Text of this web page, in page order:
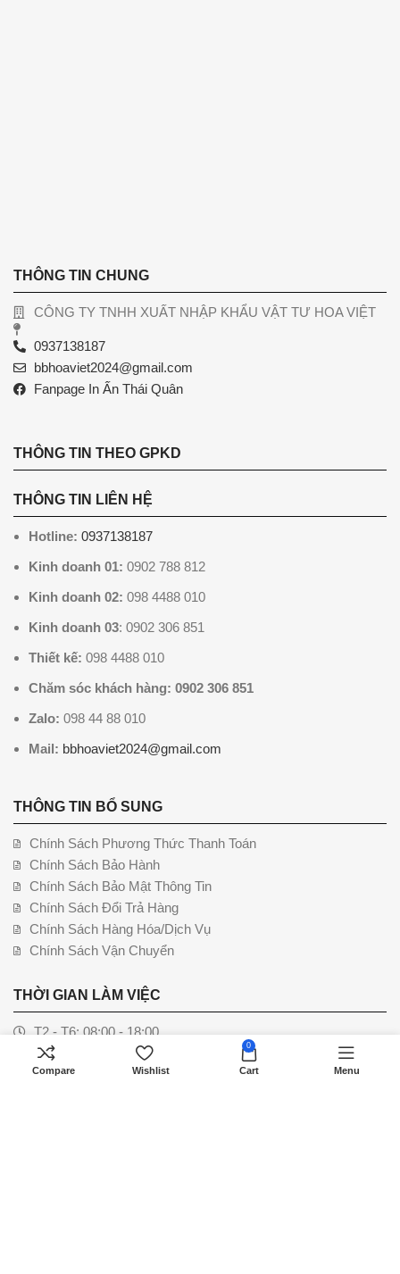
THÔNG TIN CHUNG
CÔNG TY TNHH XUẤT NHẬP KHẨU VẬT TƯ HOA VIỆT
0937138187
bbhoaviet2024@gmail.com
Fanpage In Ấn Thái Quân
THÔNG TIN THEO GPKD
THÔNG TIN LIÊN HỆ
Hotline: 0937138187
Kinh doanh 01: 0902 788 812
Kinh doanh 02: 098 4488 010
Kinh doanh 03: 0902 306 851
Thiết kế: 098 4488 010
Chăm sóc khách hàng: 0902 306 851
Zalo: 098 44 88 010
Mail: bbhoaviet2024@gmail.com
THÔNG TIN BỔ SUNG
Chính Sách Phương Thức Thanh Toán
Chính Sách Bảo Hành
Chính Sách Bảo Mật Thông Tin
Chính Sách Đổi Trả Hàng
Chính Sách Hàng Hóa/Dịch Vụ
Chính Sách Vận Chuyển
THỜI GIAN LÀM VIỆC
T2 - T6: 08:00 - 18:00
T7: 08:00 - 12:00
CN: Nghỉ, liên hệ để được hỗ trợ.
Compare Wishlist
0
Cart Menu